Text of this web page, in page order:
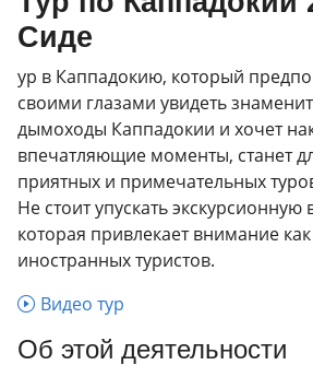
Сиде
ур в Каппадокию, который
своими глазами увидеть
дымоходы Каппадокии и хочет
впечатляющие моменты, станет
приятных и примечательных
Не стоит упускать
которая привлекает внимание
иностранных туристов.
Видео тур
Об этой деятельности